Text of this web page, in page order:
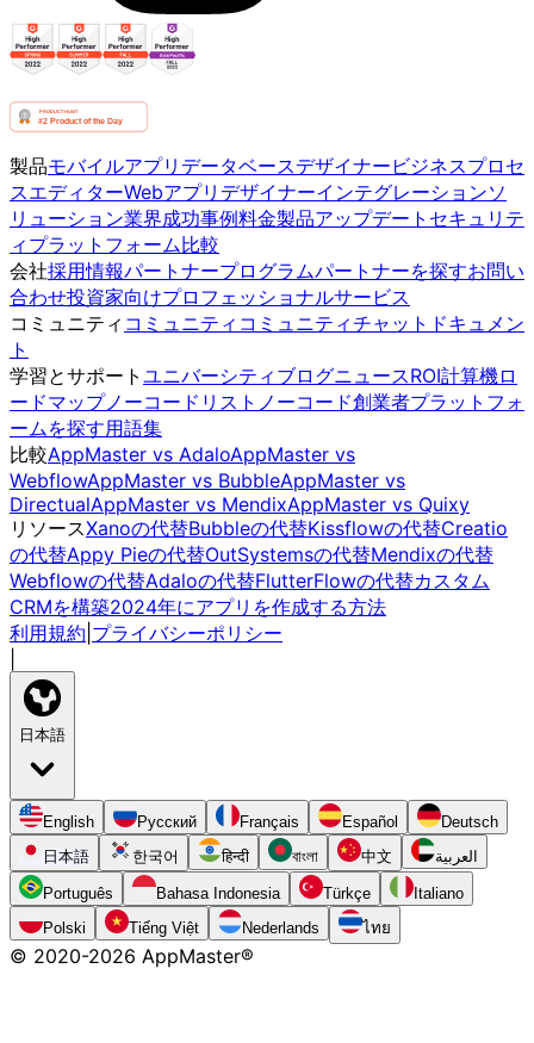
製品モバイルアプリ データベースデザイナー ビジネスプロセ
スエディターWebアプリデザイナーインテグレーションソ
リューション業界成功事例料金製品アップデート セキュリテ
ィ プラットフォーム比較
会社採用情報パートナープログラムパートナーを探すお問い
合わせ投資家向けプロフェッショナルサービス
コミュニティ コミュニティ コミュニティチャット ドキュメン
ト
学習とサポート ユニバーシティ ブログニュースROI計算機ロ
ードマップノーコードリスト ノーコード創業者プラットフォ
ームを探す用語集
比較AppMaster vs AdaloAppMaster vs
WebflowAppMaster vs BubbleAppMaster vs
DirectualAppMaster vs MendixAppMaster vs Quixy
リソースXanoの代替Bubbleの代替Kissflowの代替Creatio
の代替Appy Pieの代替OutSystemsの代替Mendixの代替
Webflowの代替Adaloの代替FlutterFlowの代替カスタム
CRMを構築2024年にアプリを作成する方法
利用規約 プライバシーポリシー
日本語
English Русский Français Español
Deutsch
日本語
한국어 हिन्दी বাংলা 中文 العربية
Português Bahasa Indonesia Türkçe
Italiano
Polski
Tiếng Việt Nederlands ไทย
© 2020-2026 AppMaster®